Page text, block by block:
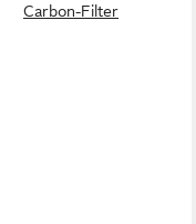
Carbon-Filter